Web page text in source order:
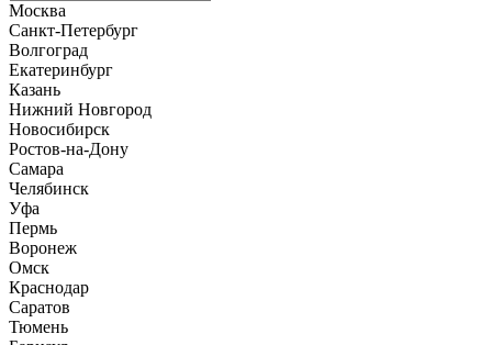
Москва
Санкт-Петербург
Волгоград
Екатеринбург
Казань
Нижний Новгород
Новосибирск
Ростов-на-Дону
Самара
Челябинск
Уфа
Пермь
Воронеж
Омск
Краснодар
Саратов
Тюмень